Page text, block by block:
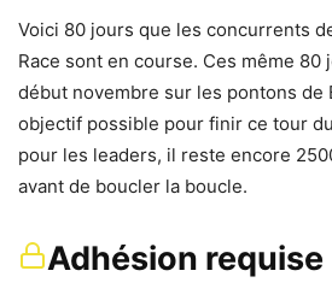
Voici 80 jours que les concurrents
Race sont en course. Ces même 80
début novembre sur les pontons de
objectif possible pour finir ce tour
pour les leaders, il reste encore
avant de boucler la boucle.
Adhésion requise